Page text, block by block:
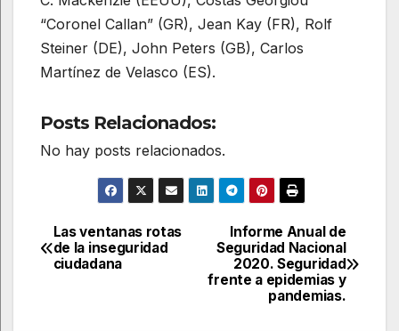
“Coronel Callan” (GR), Jean Kay (FR), Rolf
Steiner (DE), John Peters (GB), Carlos
Martínez de Velasco (ES).
Posts Relacionados:
No hay posts relacionados.
Navegación
de
Informe Anual de
Seguridad Nacional
2020. Seguridad
frente a epidemias y
pandemias.
Las ventanas rotas
de la inseguridad
ciudadana